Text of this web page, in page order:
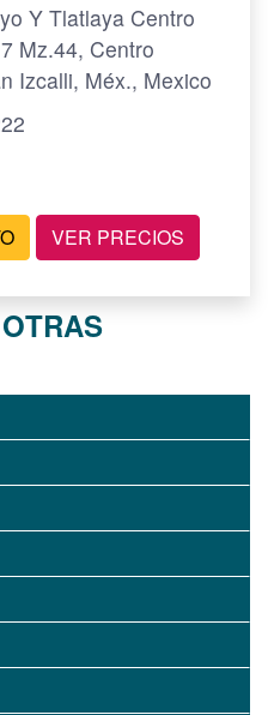
Y Tlatlaya Centro
Mz.44, Centro
Izcalli, Méx., Mexico
VER PRECIOS